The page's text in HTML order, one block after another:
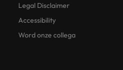
Legal Disclaimer
Accessibility
Word onze collega